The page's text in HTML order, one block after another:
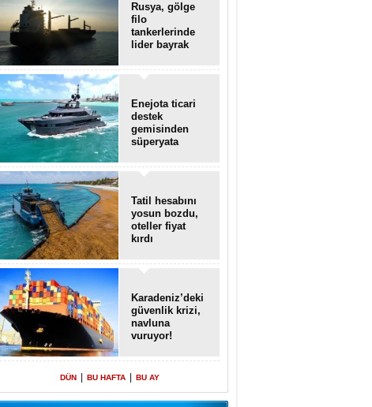
Rusya, gölge
filo
tankerlerinde
lider bayrak
Enejota ticari
destek
gemisinden
süperyata
Tatil hesabını
yosun bozdu,
oteller fiyat
kırdı
Karadeniz’deki
güvenlik krizi,
navluna
vuruyor!
DÜN BU HAFTA BU AY